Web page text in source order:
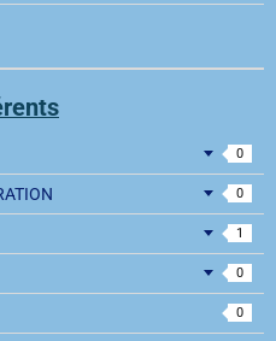
0
0
1
0
0